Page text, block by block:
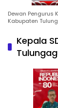
Dewan Pengurus
Kabupaten
Kepala